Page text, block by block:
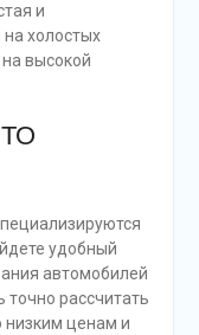
и
холостых
высокой
ТО
удобный
автомобилей
рассчитать
низким ценам и